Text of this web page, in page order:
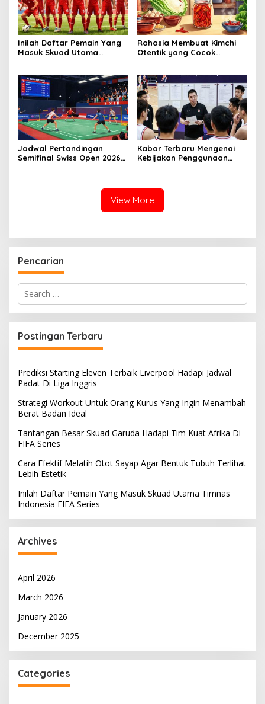
Inilah Daftar Pemain Yang
Masuk Skuad Utama
Rahasia Membuat Kimchi
Otentik yang Cocok
Jadwal Pertandingan
Semifinal Swiss Open 2026
Kabar Terbaru Mengenai
Kebijakan Penggunaan
View More
Pencarian
Search
for:
Postingan Terbaru
Prediksi Starting Eleven Terbaik Liverpool Hadapi Jadwal
Padat Di Liga Inggris
Strategi Workout Untuk Orang Kurus Yang Ingin Menambah
Berat Badan Ideal
Tantangan Besar Skuad Garuda Hadapi Tim Kuat Afrika Di
FIFA Series
Cara Efektif Melatih Otot Sayap Agar Bentuk Tubuh Terlihat
Lebih Estetik
Inilah Daftar Pemain Yang Masuk Skuad Utama Timnas
Indonesia FIFA Series
Archives
April 2026
March 2026
January 2026
December 2025
Categories